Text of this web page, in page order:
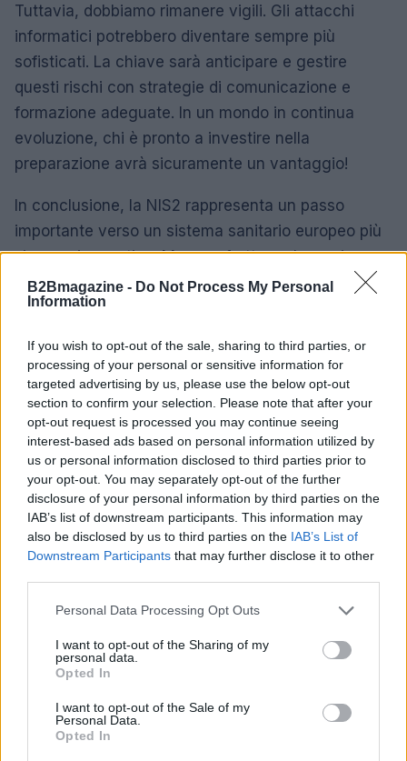
B2Bmagazine - Do Not Process My Personal
Information
If you wish to opt-out of the sale, sharing to third parties, or
processing of your personal or sensitive information for
targeted advertising by us, please use the below opt-out
section to confirm your selection. Please note that after your
opt-out request is processed you may continue seeing
interest-based ads based on personal information utilized by
us or personal information disclosed to third parties prior to
your opt-out. You may separately opt-out of the further
disclosure of your personal information by third parties on the
IAB’s list of downstream participants. This information may
also be disclosed by us to third parties on the IAB’s List of
Downstream Participants that may further disclose it to other
Please note that this website/app uses one or more Google
not limited to your visit or usage behaviour. You may click to
grant or deny consent to Google and its third-party tags to
use your data for below specified purposes in below Google
consent section.
Personal Data Processing Opt Outs
I want to opt-out of the Sharing of my
personal data.
Opted In
I want to opt-out of the Sale of my
Personal Data.
Opted In
Tuttavia, dobbiamo rimanere vigili. Gli attacchi
informatici potrebbero diventare sempre più
sofisticati. La chiave sarà anticipare e gestire
questi rischi con strategie di comunicazione e
formazione adeguate. In un mondo in continua
evoluzione, chi è pronto a investire nella
preparazione avrà sicuramente un vantaggio!
In conclusione, la NIS2 rappresenta un passo
importante verso un sistema sanitario europeo più
sicuro e innovativo. Ma per sfruttare al massimo
questi benefici, è necessario un lavoro di squadra
tra autorità, strutture sanitarie e aziende
parlare di cybersecurity? 💬
AUTORE
AiAdhubMedia